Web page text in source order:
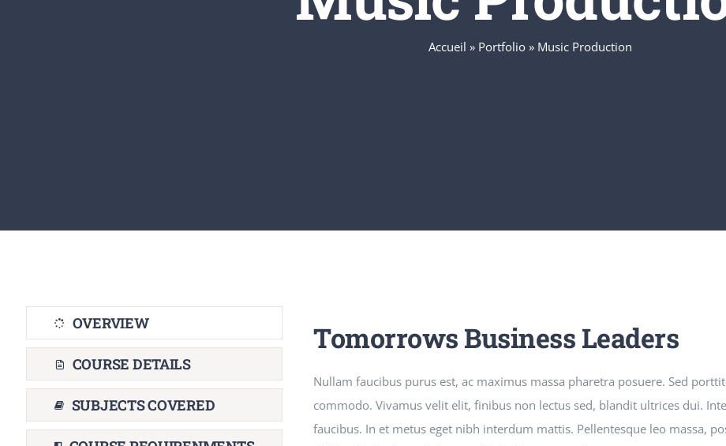
Accueil » Portfolio » Music Production
OVERVIEW
COURSE DETAILS
SUBJECTS COVERED
Tomorrows Business Leaders
Nullam faucibus purus est, ac maximus massa pharetra posuere. Sed
commodo. Vivamus velit elit, finibus non lectus sed, blandit ultrices dui.
faucibus. In et metus eget nibh interdum mattis. Pellentesque leo massa,